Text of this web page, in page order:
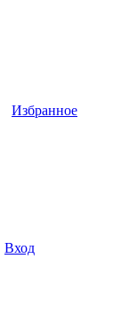
Избранное
Вход